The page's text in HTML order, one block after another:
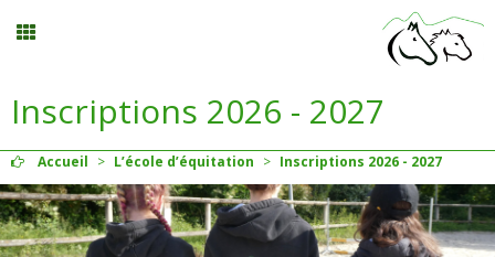
Balades
Menu
Inscriptions 2026 - 2027
Accueil > L’école d’équitation > Inscriptions 2026 - 2027